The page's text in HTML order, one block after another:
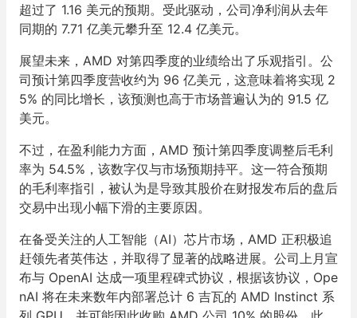
超过了 1.16 美元的预期。受此驱动，公司净利润从去年
同期的 7.71 亿美元攀升至 12.4 亿美元。
展望未来，AMD 对第四季度的业绩给出了乐观指引。公
司预计第四季度营收约为 96 亿美元，这意味着将实现 2
5% 的同比增长，该预测也高于市场普遍认为的 91.5 亿
美元。
不过，在盈利能力方面，AMD 预计第四季度调整后毛利
率为 54.5%，该数字仅与市场预期持平。这一符合预期
的毛利率指引，被认为是导致其股价在财报发布后的盘后
交易中出现小幅下滑的主要原因。
在备受关注的人工智能（AI）芯片市场，AMD 正积极追
赶领先者英伟达，并取得了显著的战略进展。公司上月宣
布与 OpenAI 达成一项里程碑式协议，根据该协议，Ope
nAI 将在未来数年内部署总计 6 吉瓦的 AMD Instinct 系